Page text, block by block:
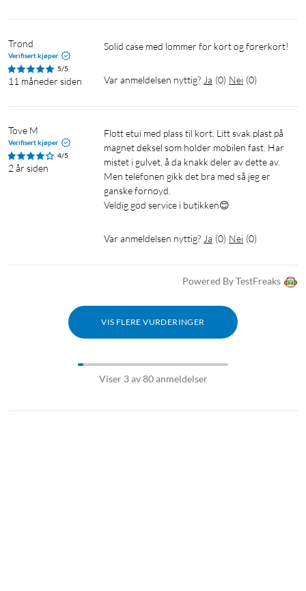
Trond
Verifisert kjøper
5/5
11 måneder siden Var anmeldelsen nyttig? Ja (0) Nei (0)
Tove M
Verifisert kjøper
4/5
2 år siden
Flott etui med plass til kort. Litt svak plast på
magnet deksel som holder mobilen fast. Har
mistet i gulvet, å da knakk deler av dette av.
Men telefonen gikk det bra med så jeg er
ganske fornøyd.
Veldig god service i butikken😊
Var anmeldelsen nyttig? Ja (0) Nei (0)
Powered By TestFreaks
VIS FLERE VURDERINGER
Viser 3 av 80 anmeldelser